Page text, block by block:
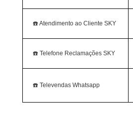
☎️ Atendimento ao Cliente SKY
☎️ Telefone Reclamações SKY
☎️ Televendas Whatsapp